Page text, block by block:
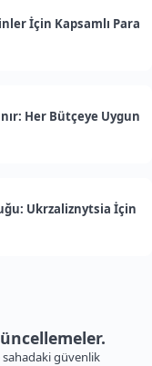
İçin Kapsamlı Para
Her Bütçeye Uygun
Ukrzaliznytsia İçin
sahadaki güvenlik